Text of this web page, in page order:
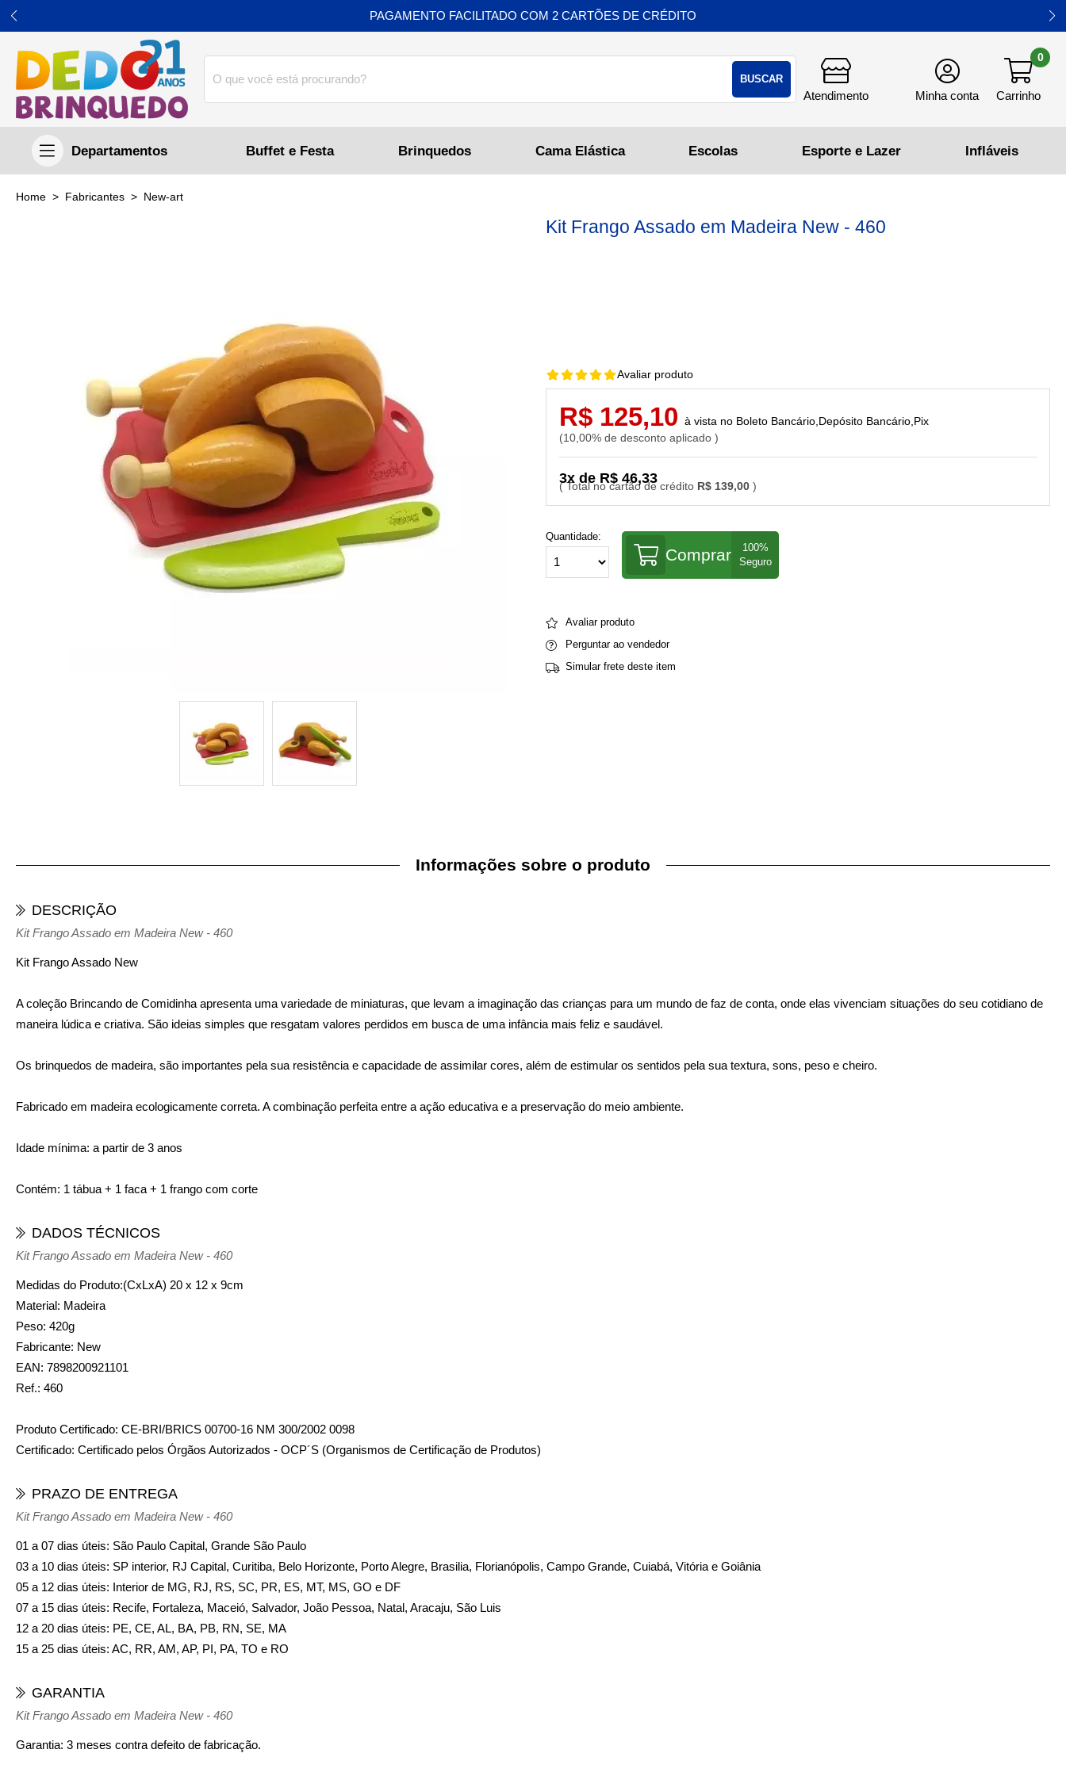
BUSCAR
0
Buffet e Festa Brinquedos Cama Elástica
PAGAMENTO FACILITADO COM 2 CARTÕES DE CRÉDITO
home Fabricantes new-art
Kit Frango Assado em Madeira New - 460
Avaliar produto
R$ 139,00
3x de R$ 46,33
R$ 125,10
10,00% de desconto aplicado
Boleto Bancário,Depósito Bancário,Pix
Quantidade:
Comprar
Avaliar produto
Perguntar ao vendedor
Simular frete deste item
Informações sobre o produto
DESCRIÇÃO
Kit Frango Assado em Madeira New - 460
Kit Frango Assado New
A coleção Brincando de Comidinha apresenta uma variedade de miniaturas, que levam a imaginação das crianças para um mundo de faz de conta, onde elas vivenciam situações do seu cotidiano de
maneira lúdica e criativa. São ideias simples que resgatam valores perdidos em busca de uma infância mais feliz e saudável.
Os brinquedos de madeira, são importantes pela sua resistência e capacidade de assimilar cores, além de estimular os sentidos pela sua textura, sons, peso e cheiro.
Fabricado em madeira ecologicamente correta. A combinação perfeita entre a ação educativa e a preservação do meio ambiente.
Idade mínima: a partir de 3 anos
Contém: 1 tábua + 1 faca + 1 frango com corte
DADOS TÉCNICOS
Kit Frango Assado em Madeira New - 460
Medidas do Produto:(CxLxA) 20 x 12 x 9cm
Material: Madeira
Peso: 420g
Fabricante: New
EAN: 7898200921101
Ref.: 460
Produto Certificado: CE-BRI/BRICS 00700-16 NM 300/2002 0098
Certificado: Certificado pelos Órgãos Autorizados - OCP´S (Organismos de Certificação de Produtos)
PRAZO DE ENTREGA
Kit Frango Assado em Madeira New - 460
01 a 07 dias úteis: São Paulo Capital, Grande São Paulo
03 a 10 dias úteis: SP interior, RJ Capital, Curitiba, Belo Horizonte, Porto Alegre, Brasilia, Florianópolis, Campo Grande, Cuiabá, Vitória e Goiânia
05 a 12 dias úteis: Interior de MG, RJ, RS, SC, PR, ES, MT, MS, GO e DF
07 a 15 dias úteis: Recife, Fortaleza, Maceió, Salvador, João Pessoa, Natal, Aracaju, São Luis
12 a 20 dias úteis: PE, CE, AL, BA, PB, RN, SE, MA
15 a 25 dias úteis: AC, RR, AM, AP, PI, PA, TO e RO
GARANTIA
Kit Frango Assado em Madeira New - 460
Garantia: 3 meses contra defeito de fabricação.